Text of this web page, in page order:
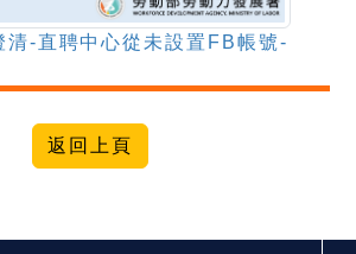
清-直聘中心從未設置FB帳號-